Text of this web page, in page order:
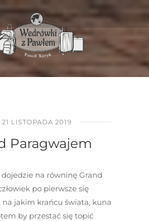
21 LISTOPADA 2019
Paragwajem
dojedzie na równinę Grand
po pierwsze się
na jakim krańcu świata, kuna
by przestać się topić